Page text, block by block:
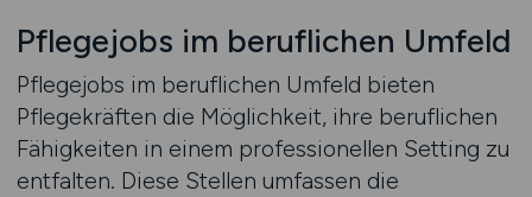
Pflegejobs im beruflichen Umfeld
Pflegejobs im beruflichen Umfeld bieten
Pflegekräften die Möglichkeit, ihre beruflichen
Fähigkeiten in einem professionellen Setting zu
entfalten. Diese Stellen umfassen die